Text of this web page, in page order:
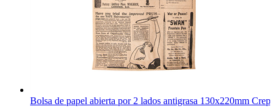
Bolsa de papel abierta por 2 lados antigrasa 130x220mm